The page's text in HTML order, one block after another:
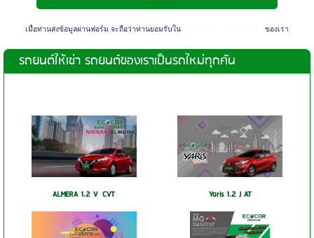
เมื่อท่านส่งข้อมูลผ่านฟอร์ม จะถือว่าท่านยอมรับในนโยบายความเป็นส่วนตัว ของเรา
รถยนต์ให้เช่า รถยนต์ของเราเป็นรถใหม่ทุกคัน
ALMERA 1.2 V CVT Yaris 1.2 J AT